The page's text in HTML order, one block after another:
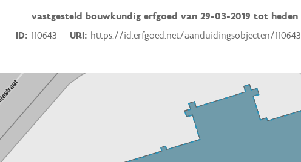
vastgesteld bouwkundig erfgoed van29-03-2019 tot heden
ID
110643 URI https://id.erfgoed.net/aanduidingsobjecten/110643